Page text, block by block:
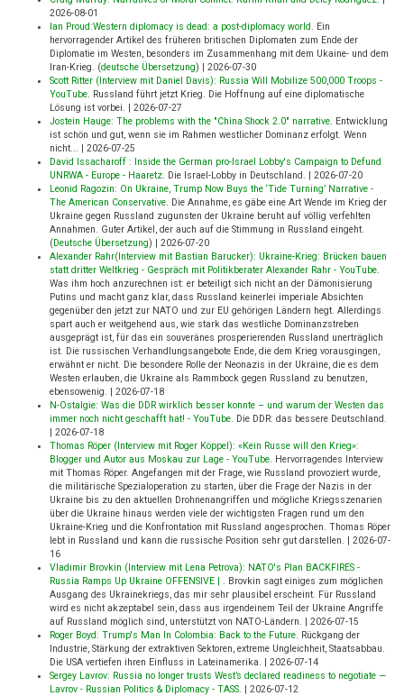
2026-08-01
Ian Proud:Western diplomacy is dead: a post-diplomacy world. Ein
hervorragender Artikel des früheren britischen Diplomaten zum Ende der
Diplomatie im Westen, besonders im Zusammenhang mit dem Ukaine- und dem
Iran-Krieg. (deutsche Übersetzung) | 2026-07-30
Scott Ritter (Interview mit Daniel Davis): Russia Will Mobilize 500,000 Troops -
YouTube. Russland führt jetzt Krieg. Die Hoffnung auf eine diplomatische
Lösung ist vorbei. | 2026-07-27
Jostein Hauge: The problems with the "China Shock 2.0" narrative. Entwicklung
ist schön und gut, wenn sie im Rahmen westlicher Dominanz erfolgt. Wenn
nicht... | 2026-07-25
David Issacharoff : Inside the German pro-Israel Lobby's Campaign to Defund
UNRWA - Europe - Haaretz. Die Israel-Lobby in Deutschland. | 2026-07-20
Leonid Ragozin: On Ukraine, Trump Now Buys the ‘Tide Turning’ Narrative -
The American Conservative. Die Annahme, es gäbe eine Art Wende im Krieg der
Ukraine gegen Russland zugunsten der Ukraine beruht auf völlig verfehlten
Annahmen. Guter Artikel, der auch auf die Stimmung in Russland eingeht.
(Deutsche Übersetzung) | 2026-07-20
Alexander Rahr(Interview mit Bastian Barucker): Ukraine-Krieg: Brücken bauen
statt dritter Weltkrieg - Gespräch mit Politikberater Alexander Rahr - YouTube.
Was ihm hoch anzurechnen ist: er beteiligt sich nicht an der Dämonisierung
Putins und macht ganz klar, dass Russland keinerlei imperiale Absichten
gegenüber den jetzt zur NATO und zur EU gehörigen Ländern hegt. Allerdings
spart auch er weitgehend aus, wie stark das westliche Dominanzstreben
ausgeprägt ist, für das ein souveränes prosperierenden Russland unerträglich
ist. Die russischen Verhandlungsangebote Ende, die dem Krieg vorausgingen,
erwähnt er nicht. Die besondere Rolle der Neonazis in der Ukraine, die es dem
Westen erlauben, die Ukraine als Rammbock gegen Russland zu benutzen,
ebensowenig. | 2026-07-18
N-Ostalgie: Was die DDR wirklich besser konnte – und warum der Westen das
immer noch nicht geschafft hat! - YouTube. Die DDR: das bessere Deutschland.
| 2026-07-18
Thomas Röper (Interview mit Roger Köppel): «Kein Russe will den Krieg»:
Blogger und Autor aus Moskau zur Lage - YouTube. Hervorragendes Interview
mit Thomas Röper. Angefangen mit der Frage, wie Russland provoziert wurde,
die militärische Spezialoperation zu starten, über die Frage der Nazis in der
Ukraine bis zu den aktuellen Drohnenangriffen und mögliche Kriegsszenarien
über die Ukraine hinaus werden viele der wichtigsten Fragen rund um den
Ukraine-Krieg und die Konfrontation mit Russland angesprochen. Thomas Röper
lebt in Russland und kann die russische Position sehr gut darstellen. | 2026-07-
16
Vladimir Brovkin (Interview mit Lena Petrova): NATO's Plan BACKFIRES -
Russia Ramps Up Ukraine OFFENSIVE | . Brovkin sagt einiges zum möglichen
Ausgang des Ukrainekriegs, das mir sehr plausibel erscheint. Für Russland
wird es nicht akzeptabel sein, dass aus irgendeinem Teil der Ukraine Angriffe
auf Russland möglich sind, unterstützt von NATO-Ländern. | 2026-07-15
Roger Boyd: Trump's Man In Colombia: Back to the Future. Rückgang der
Industrie, Stärkung der extraktiven Sektoren, extreme Ungleichheit, Staatsabbau.
Die USA vertiefen ihren Einfluss in Lateinamerika. | 2026-07-14
Sergey Lavrov: Russia no longer trusts West’s declared readiness to negotiate —
Lavrov - Russian Politics & Diplomacy - TASS. | 2026-07-12